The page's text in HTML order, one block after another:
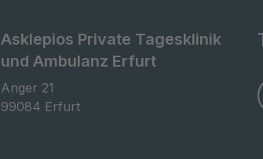
Asklepios Private Tagesklinik
und Ambulanz Erfurt
Anger 21
99084 Erfurt